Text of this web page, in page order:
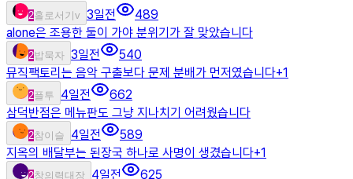
2홀로서기v 3일전
489
alone은 조용한 둘이 가야 분위기가 잘 맞았습니다
2밥묵자 3일전
540
뮤직팩토리는 음악 구출보다 문제 분배가 먼저였습니다+1
2플투 4일전
662
삼덕반점은 메뉴판도 그냥 지나치기 어려웠습니다
2참이슬 4일전
589
지옥의 배달부는 된장국 하나로 사명이 생겼습니다+1
2창의력대장 4일전
625